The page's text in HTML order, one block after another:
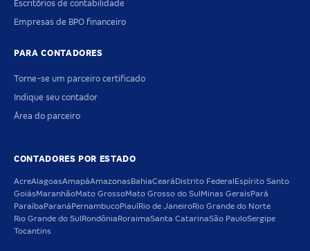
Escritórios de contabilidade
Empresas de BPO financeiro
PARA CONTADORES
Torne-se um parceiro certificado
Indique seu contador
Área do parceiro
CONTADORES POR ESTADO
AcreAlagoasAmapáAmazonas BahiaCeará Distrito Federal Espírito Santo
GoiásMaranhãoMato GrossoMato Grosso do Sul Minas Gerais Pará
Paraíba Paraná PernambucoPiauíRio de JaneiroRio Grande do Norte
Rio Grande do Sul Rondônia RoraimaSanta CatarinaSão PauloSergipe
Tocantins